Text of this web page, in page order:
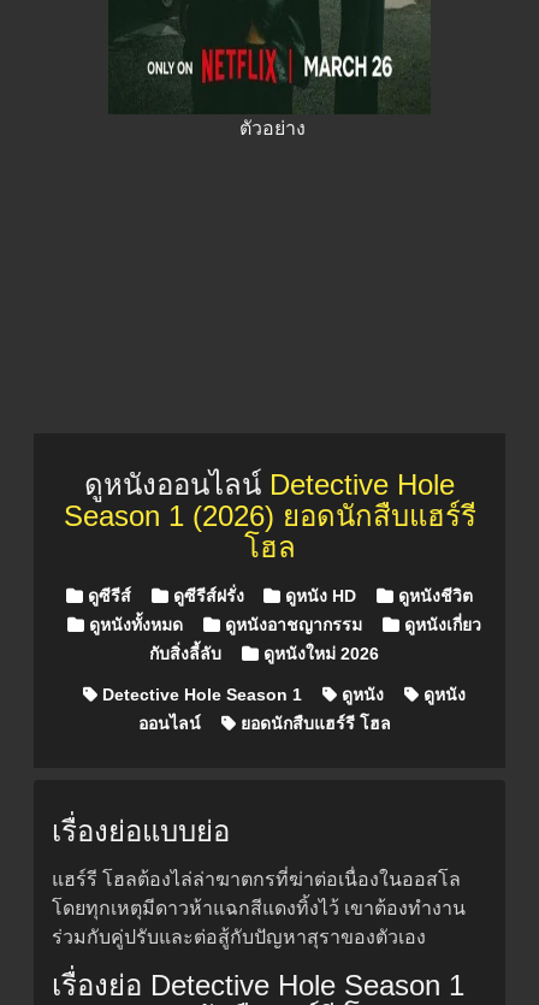
ตัวอย่าง
ดูหนังออนไลน์ Detective Hole
Season 1 (2026) ยอดนักสืบแฮร์รี
โฮล
Posted in
ดูซีรีส์ ดูซีรีส์ฝรั่ง ดูหนัง HD
ดูหนังชีวิต
ดูหนังทั้งหมด
ดูหนังอาชญากรรม
ดูหนังเกี่ยว
กับสิ่งลี้ลับ
ดูหนังใหม่ 2026
Detective Hole Season 1 ดูหนัง
ดูหนัง
ออนไลน์
ยอดนักสืบแฮร์รี โฮล
เรื่องย่อแบบย่อ
แฮร์รี โฮลต้องไล่ล่าฆาตกรที่ฆ่าต่อเนื่องในออสโล
โดยทุกเหตุมีดาวห้าแฉกสีแดงทิ้งไว้ เขาต้องทำงาน
ร่วมกับคู่ปรับและต่อสู้กับปัญหาสุราของตัวเอง
เรื่องย่อ Detective Hole Season 1